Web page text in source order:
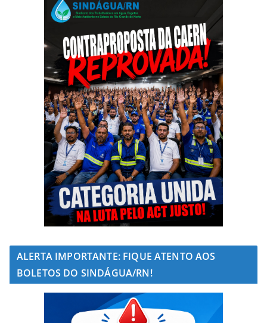
ALERTA IMPORTANTE: FIQUE ATENTO AOS
BOLETOS DO SINDÁGUA/RN!